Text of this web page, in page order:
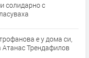
солидарно с
е у дома си,
Атанас Трендафилов